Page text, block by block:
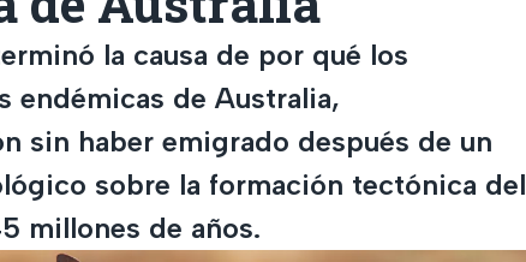
la causa de por qué los
endémicas de Australia,
sin haber emigrado después de un
sobre la formación tectónica del
millones de años.